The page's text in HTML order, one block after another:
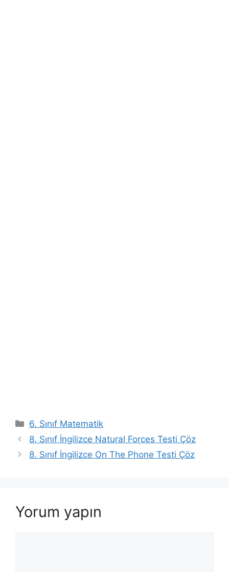
Kategoriler
6. Sınıf Matematik
8. Sınıf İngilizce Natural Forces Testi Çöz
8. Sınıf İngilizce On The Phone Testi Çöz
Yorum yapın